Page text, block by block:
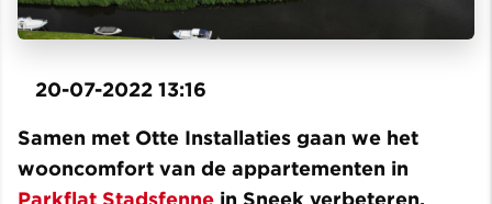
20-07-2022 13:16
Samen met Otte Installaties gaan we het
wooncomfort van de appartementen in
Parkflat Stadsfenne in Sneek verbeteren.